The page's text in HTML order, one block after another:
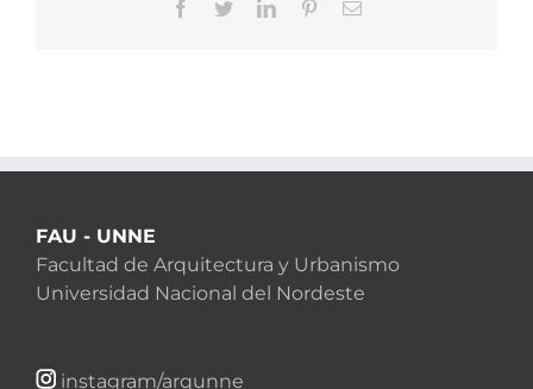
Facebook
TwitterLinkedInPinterestCorreo
FAU - UNNE
Facultad de Arquitectura y Urbanismo
Universidad Nacional del Nordeste
instagram/arqunne